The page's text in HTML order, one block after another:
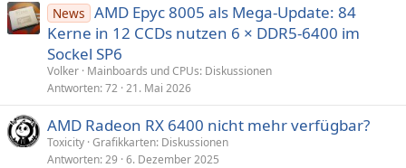
News AMD Epyc 8005 als Mega-Update: 84
Kerne in 12 CCDs nutzen 6 × DDR5-6400 im
Sockel SP6
Volker Mainboards und CPUs: Diskussionen
Antworten 72 21. Mai 2026
AMD Radeon RX 6400 nicht mehr verfügbar?
Toxicity Grafikkarten: Diskussionen
Antworten 29 6. Dezember 2025